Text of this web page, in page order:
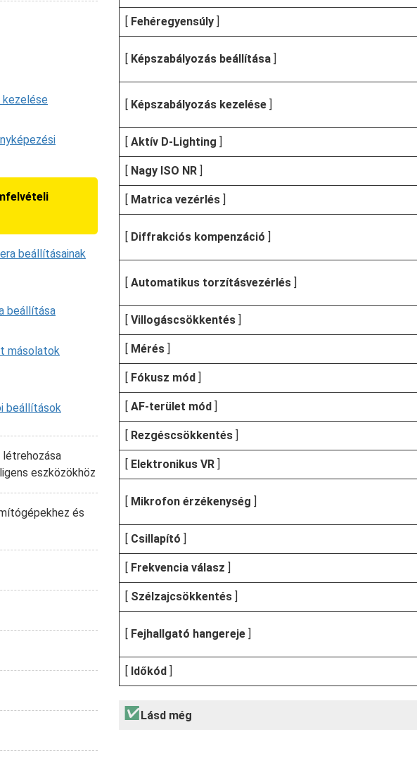
kezelése
beállításainak
beállítása
másolatok
beállítások
eszközökhöz
és
[ Fehéregyensúly ]
[ Képszabályozás beállítása ]
[ Képszabályozás kezelése ]
[ Aktív D-Lighting ]
[ Nagy ISO NR ]
[ Matrica vezérlés ]
[ Diffrakciós kompenzáció ]
[ Automatikus torzításvezérlés ]
[ Villogáscsökkentés ]
[ Mérés ]
[ Fókusz mód ]
[ AF-terület mód ]
[ Rezgéscsökkentés ]
[ Elektronikus VR ]
[ Mikrofon érzékenység ]
[ Csillapító ]
[ Frekvencia válasz ]
[ Szélzajcsökkentés ]
[ Fejhallgató hangereje ]
[ Időkód ]
Lásd még